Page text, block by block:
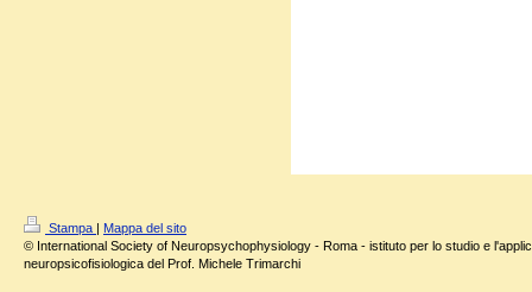
Stampa
Mappa del sito
© International Society of Neuropsychophysiology - Roma - istituto per lo studio e
neuropsicofisiologica del Prof. Michele Trimarchi